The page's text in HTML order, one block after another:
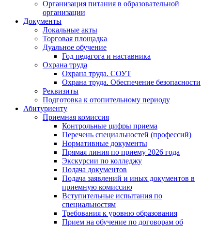
Организация питания в образовательной
организации
Документы
Локальные акты
Торговая площадка
Дуальное обучение
Год педагога и наставника
Охрана труда
Охрана труда. СОУТ
Охрана труда. Обеспечение безопасности
Реквизиты
Подготовка к отопительному периоду
Абитуриенту
Приемная комиссия
Контрольные цифры приема
Перечень специальностей (профессий)
Нормативные документы
Прямая линия по приему 2026 года
Экскурсии по колледжу
Подача документов
Подача заявлений и иных документов в
приемную комиссию
Вступительные испытания по
специальностям
Требования к уровню образования
Прием на обучение по договорам об